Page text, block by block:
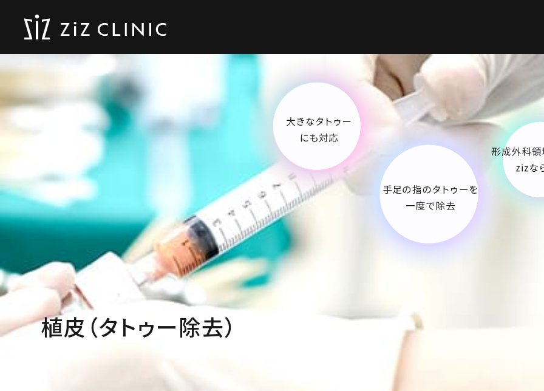
植皮（タトゥー除去）